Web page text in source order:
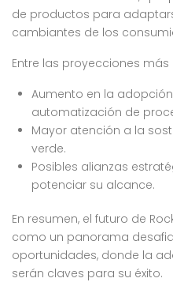
de productos para
cambiantes de los
Entre las proyecciones
Aumento en la
automatización de
Mayor atención a la
verde.
Posibles alianzas
potenciar su alcance.
En resumen, el futuro de
como un panorama
oportunidades, donde la
serán claves para su éxito.